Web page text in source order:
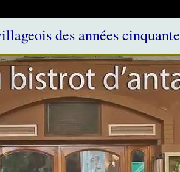
des années cinquante